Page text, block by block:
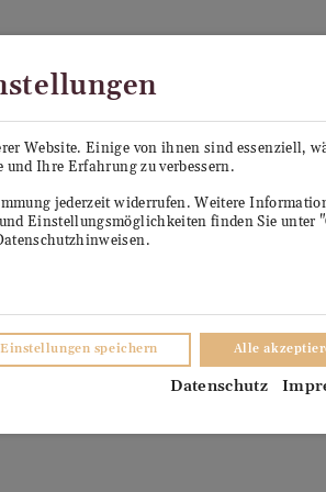
ANTON
Website. Einige von ihnen sind essenziell,
und Ihre Erfahrung zu verbessern.
jederzeit widerrufen. Weitere
Einstellungsmöglichkeiten finden Sie unter
speichern Alle
Datenschutz